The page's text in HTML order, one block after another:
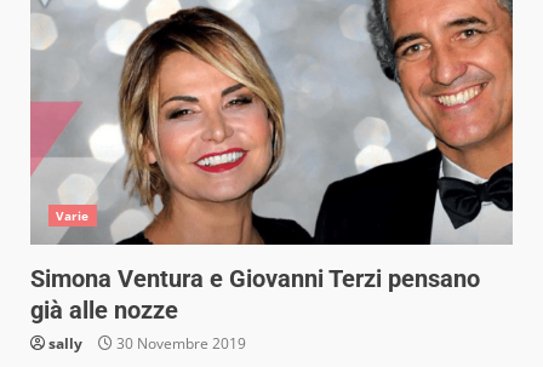
Varie
Simona Ventura e Giovanni Terzi pensano
già alle nozze
sally 30 Novembre 2019